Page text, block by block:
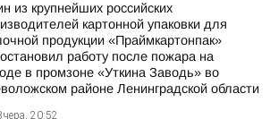
из крупнейших российских
картонной упаковки для
продукции «Праймкартонпак»
работу после пожара на
в промзоне «Уткина Заводь» во
районе Ленинградской области
20:52